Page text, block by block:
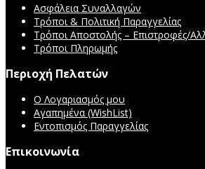
Ασφάλεια Συναλλαγών
Τρόποι & Πολιτική Παραγγελίας
Τρόποι Αποστολής – Επιστροφές/
Τρόποι Πληρωμής
Περιοχή Πελατών
Ο Λογαριασμός μου
Αγαπημένα (WishList)
Εντοπισμός Παραγγελίας
Επικοινωνία